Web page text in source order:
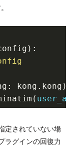
kong.kong):
定されていない場
ラグインの回復力